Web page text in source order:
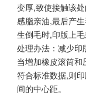
变厚,致使接触该
感脂亲油,最后产
生倒毛时,印版上毛
处理办法：减少印
当增加橡皮滚筒
符合标准数据,则
间的中心距。